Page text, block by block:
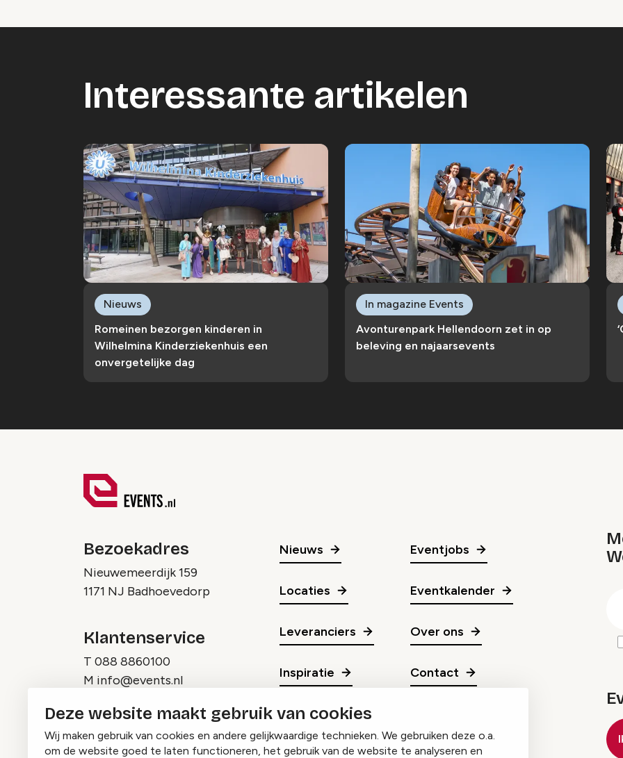
Deze website maakt gebruik van cookies
Wij maken gebruik van cookies en andere gelijkwaardige technieken. We gebruiken deze o.a.
om de website goed te laten functioneren, het gebruik van de website te analyseren en
Interessante artikelen
Romeinen bezorgen kinderen in
Wilhelmina Kinderziekenhuis een
onvergetelijke dag
Nieuws
Avonturenpark Hellendoorn zet in op
beleving en najaarsevents
In magazine Events
Bezoekadres
Nieuwemeerdijk 159
1171 NJ Badhoevedorp
Klantenservice
T 088 8860100
M info@events.nl
Nieuws
Locaties
Leveranciers
Inspiratie
Eventjobs
Eventkalender
Over ons
Contact